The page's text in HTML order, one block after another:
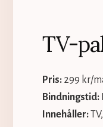
TV-
Pris: 299 kr/
Bindningstid:
Innehåller: